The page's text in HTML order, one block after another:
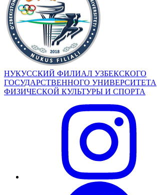
НУКУССКИЙ ФИЛИАЛ УЗБЕКСКОГО
ГОСУДАРСТВЕННОГО УНИВЕРСИТЕТА
ФИЗИЧЕСКОЙ КУЛЬТУРЫ И СПОРТА